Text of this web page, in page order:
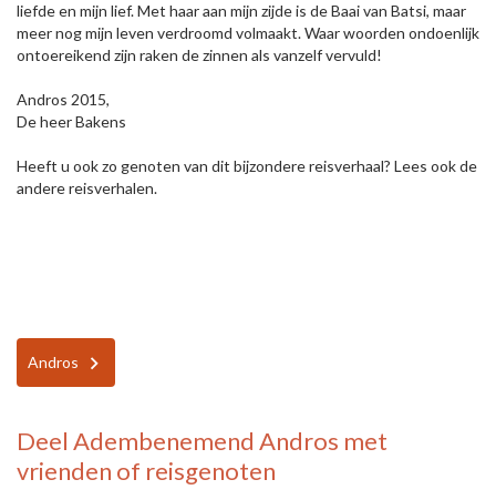
liefde en mijn lief. Met haar aan mijn zijde is de Baai van Batsi, maar
meer nog mijn leven verdroomd volmaakt. Waar woorden ondoenlijk
ontoereikend zijn raken de zinnen als vanzelf vervuld!
Andros 2015,
De heer Bakens
Heeft u ook zo genoten van dit bijzondere reisverhaal? Lees ook de
andere reisverhalen.
Andros
Deel Adembenemend Andros met
vrienden of reisgenoten